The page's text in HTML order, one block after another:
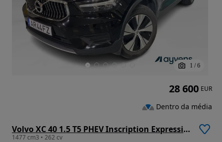
1 / 6
Volvo XC 40 1.5 T5 PHEV Inscription Expression
1477 cm3 • 262 cv
28 600 EUR
Dentro da média